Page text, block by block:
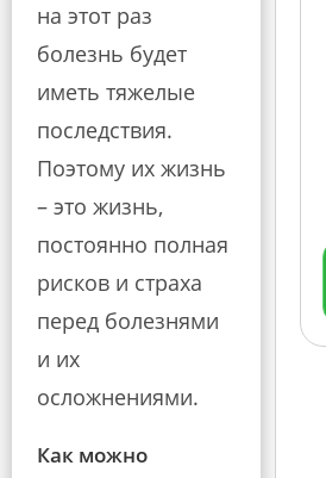
на этот раз
болезнь будет
иметь тяжелые
последствия.
Поэтому их жизнь
– это жизнь,
постоянно полная
рисков и страха
перед болезнями
и их
осложнениями.
Как можно